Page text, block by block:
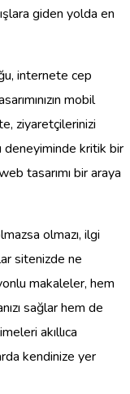
giden yolda en
internete cep
mobil
ziyaretçilerinizi
deneyiminde kritik bir
tasarımı bir araya
olmazı, ilgi
sitenizde ne
makaleler, hem
sağlar hem de
akıllıca
kendinize yer